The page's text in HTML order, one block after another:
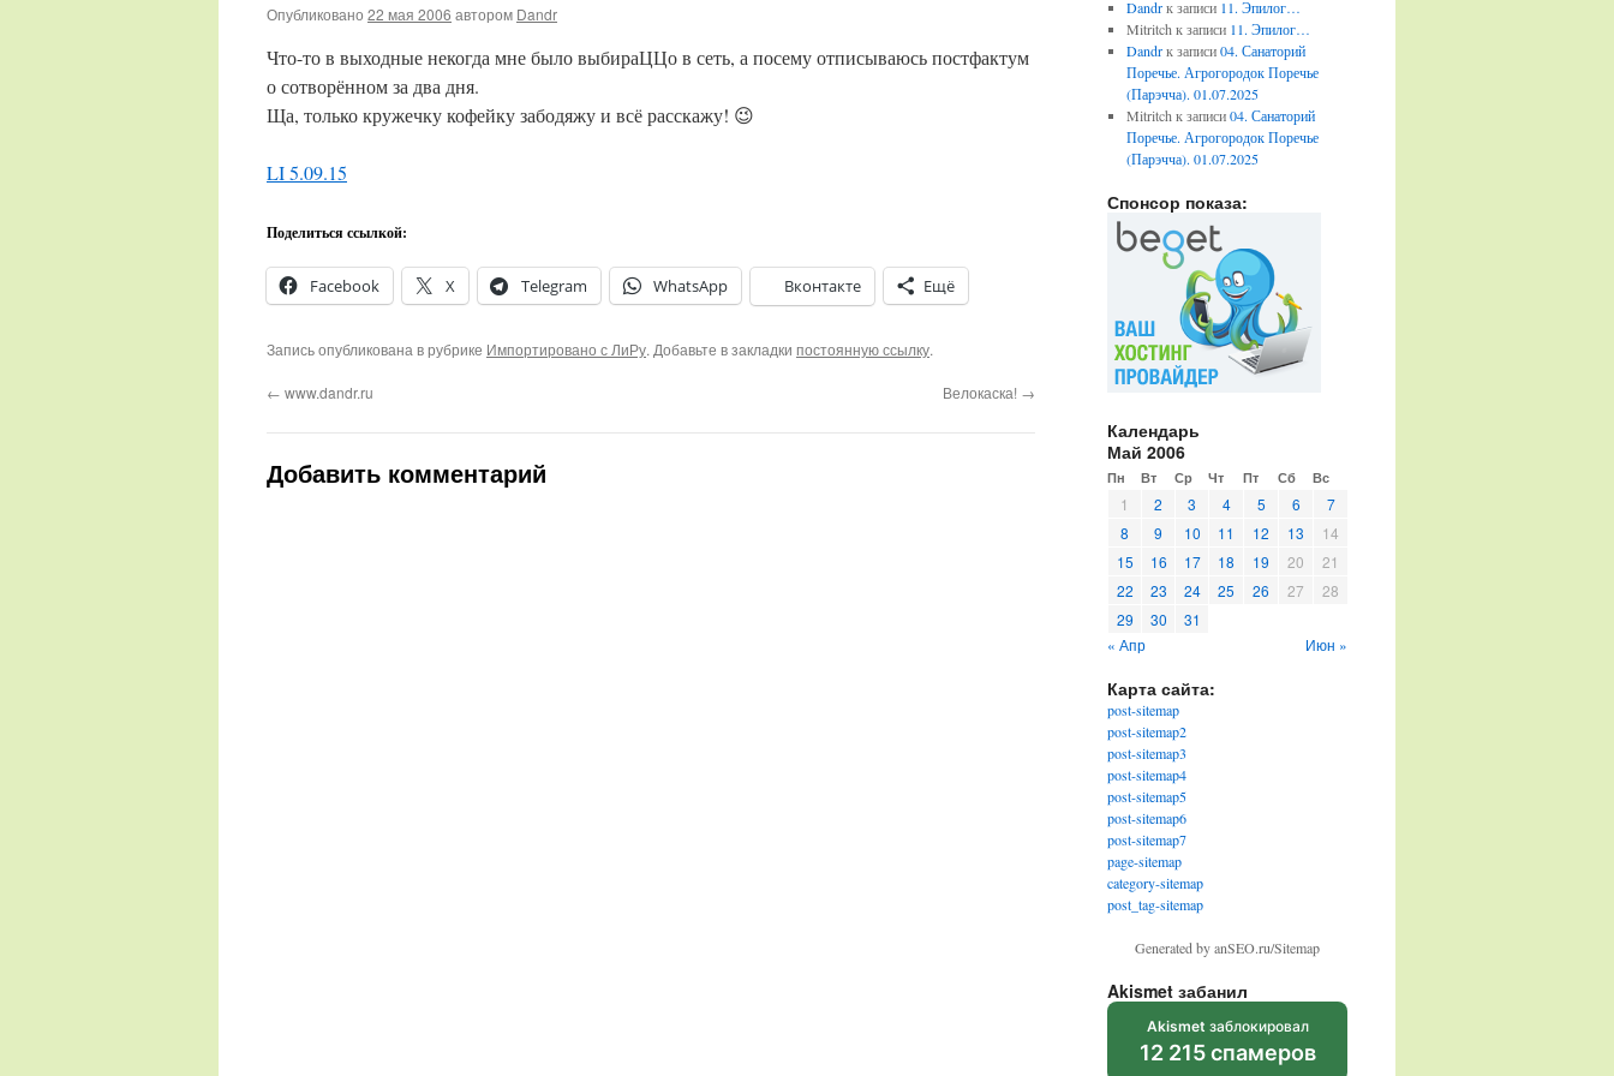
Опубликовано 22 мая 2006 автором Dandr
Что-то в выходные некогда мне было выбираЦЦо в сеть, а посему отписываюсь постфактум
о сотворённом за два дня.
Ща, только кружечку кофейку забодяжу и всё расскажу! 😉
LI 5.09.15
Поделиться ссылкой:
Facebook X Telegram WhatsApp Вконтакте Ещё
Запись опубликована в рубрике Импортировано с ЛиРу. Добавьте в закладки постоянную ссылку.
← www.dandr.ru Велокаска! →
Добавить комментарий
Dandrк записи 11. Эпилог…
Mitritch к записи 11. Эпилог…
Dandrк записи04. Санаторий
Поречье. Агрогородок Поречье
(Парэчча). 01.07.2025
Mitritch к записи04. Санаторий
Поречье. Агрогородок Поречье
(Парэчча). 01.07.2025
Спонсор показа:
Календарь
Май 2006
Пн Вт Ср Чт Пт Сб Вс
1 2 3 4 5 6
7
8
9 10 11 12 13
14
15
16 17 18 19 20
21
22
23 24 25 26 27
28
29
30
31
« Апр
Июн »
Карта сайта:
post-sitemap
post-sitemap2
post-sitemap3
post-sitemap4
post-sitemap5
post-sitemap6
post-sitemap7
page-sitemap
category-sitemap
post_tag-sitemap
Generated by anSEO.ru/Sitemap
Akismet забанил
Akismet заблокировал
12 215 спамеров